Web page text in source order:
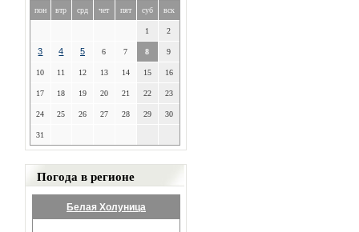
пон втр срд чет пят суб вск
1 2
3 4 5 6 7 8 9
10 11 12 13 14 15 16
17 18 19 20 21 22 23
24 25 26 27 28 29 30
31
Погода в регионе
Белая Холуница